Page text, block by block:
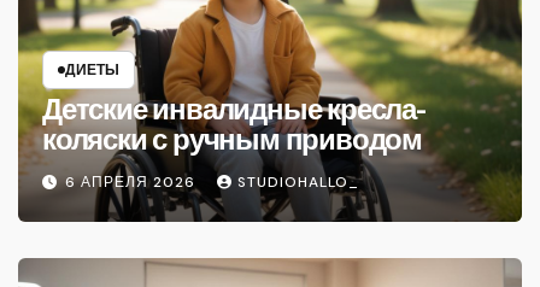
ДИЕТЫ
Детские инвалидные кресла-
коляски с ручным приводом
6 АПРЕЛЯ 2026 STUDIOHALLO_